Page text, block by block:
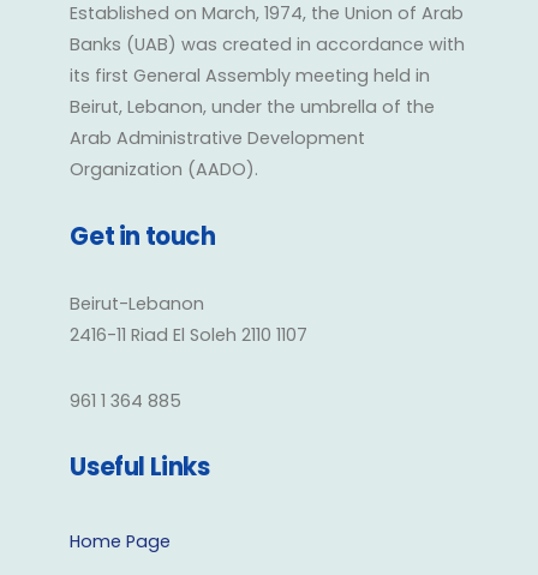
Established on March, 1974, the Union of Arab
Banks (UAB) was created in accordance with
its first General Assembly meeting held in
Beirut, Lebanon, under the umbrella of the
Arab Administrative Development
Organization (AADO).
Get in touch
Beirut-Lebanon
2416-11 Riad El Soleh 2110 1107
961 1 364 885
Useful Links
Home Page